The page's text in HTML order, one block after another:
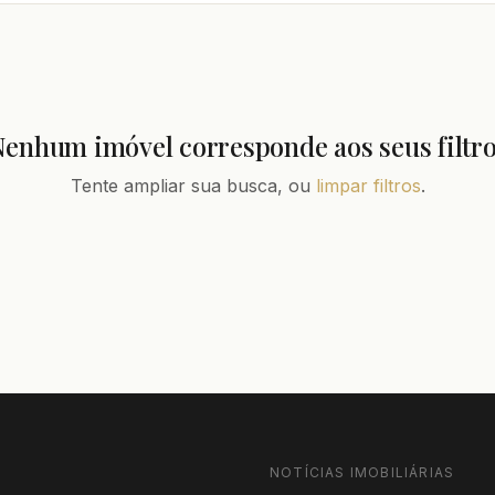
imóvel corresponde aos seus
Tente ampliar sua busca, ou limpar filtros.
NOTÍCIAS IMOBILIÁRIAS